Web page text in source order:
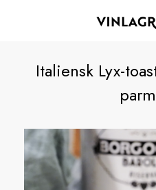
Italiensk Lyx-